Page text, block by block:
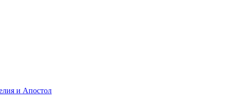
и Апостол